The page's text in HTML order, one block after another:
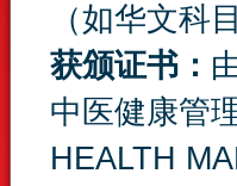
（如华文科
获颁证书：
中医健康管
HEALTH